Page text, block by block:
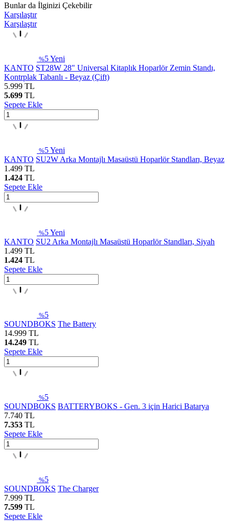
Bunlar da İlginizi Çekebilir
Karşılaştır
Karşılaştır
%5Yeni
KANTO ST28W 28" Universal Kitaplık Hoparlör Zemin Standı,
Kontrplak Tabanlı - Beyaz (Çift)
5.999 TL
5.699 TL
Sepete Ekle
%5Yeni
KANTO SU2W Arka Montajlı Masaüstü Hoparlör Standları, Beyaz
1.499 TL
1.424 TL
Sepete Ekle
%5Yeni
KANTO SU2 Arka Montajlı Masaüstü Hoparlör Standları, Siyah
1.499 TL
1.424 TL
Sepete Ekle
%5
SOUNDBOKS The Battery
14.999 TL
14.249 TL
Sepete Ekle
%5
SOUNDBOKS BATTERYBOKS - Gen. 3 için Harici Batarya
7.740 TL
7.353 TL
Sepete Ekle
%5
SOUNDBOKS The Charger
7.999 TL
7.599 TL
Sepete Ekle